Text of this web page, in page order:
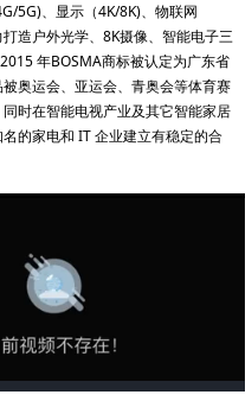
5G)、显示（4K/8K)、物联网
打造户外光学、8K摄像、智能电子三
年BOSMA商标被认定为广东省
奥运会、亚运会、青奥会等体育赛
时在智能电视产业及其它智能家居
的家电和 IT 企业建立有稳定的合